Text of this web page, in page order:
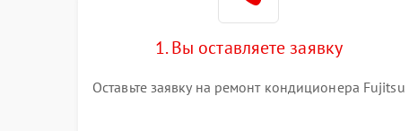
1. Вы оставляете заявку
Оставьте заявку на ремонт кондиционера Fujitsu